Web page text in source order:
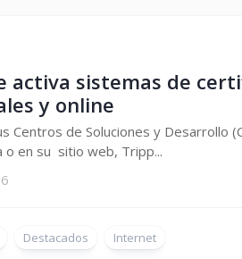
activa sistemas de
y online
Centros de Soluciones y Desarrollo
o en su sitio web, Tripp...
Destacados Internet